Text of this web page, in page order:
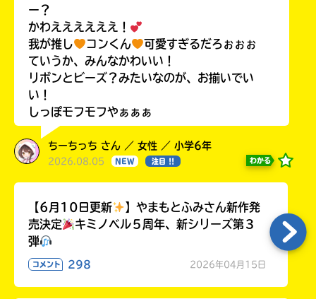
ー？
かわええええええ！
我が推し
コンくん
可愛すぎるだろぉぉぉ
ていうか、みんなかわいい！
リボンとビーズ？みたいなのが、お揃いでい
い！
しっぽモフモフやぁぁぁ
ちーちっち さん ／ 女性 ／ 小学6年
2026.08.05 NEW 注目 !! わかる
【6月10日更新
】やまもとふみさん新作発
売決定
キミノベル５周年、新シリーズ第３
弾
コメント 298 2026年04月15日